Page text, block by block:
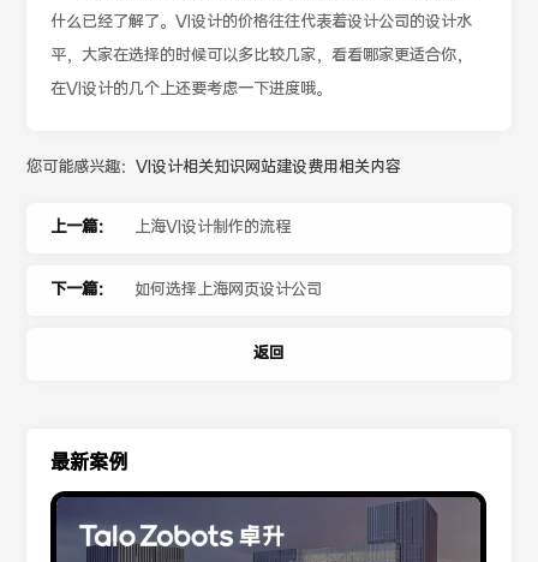
什么已经了解了。VI设计的价格往往代表着设计公司的设计水
平，大家在选择的时候可以多比较几家，看看哪家更适合你，
在VI设计的几个上还要考虑一下进度哦。
您可能感兴趣：VI设计相关知识网站建设费用相关内容
上一篇： 上海VI设计制作的流程
下一篇： 如何选择上海网页设计公司
返回
最新案例